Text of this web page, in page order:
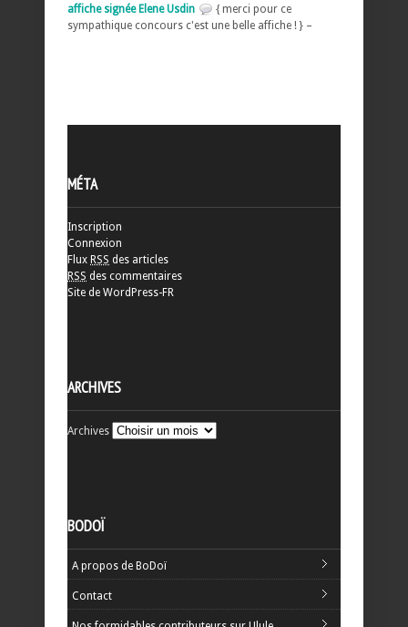
affiche signée Elene Usdin
{ merci pour ce
sympathique concours c'est une belle affiche ! } –
MÉTA
Inscription
Connexion
Flux RSS des articles
RSS des commentaires
Site de WordPress-FR
ARCHIVES
Archives
BODOÏ
A propos de BoDoï
Contact